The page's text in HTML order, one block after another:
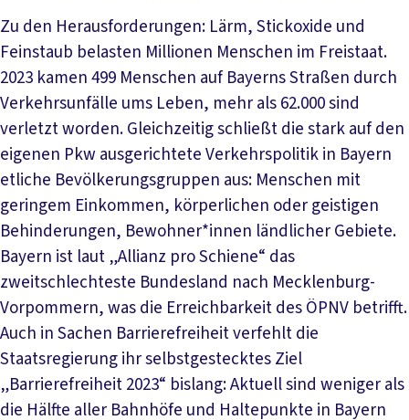
Zu den Herausforderungen: Lärm, Stickoxide und
Feinstaub belasten Millionen Menschen im Freistaat.
2023 kamen 499 Menschen auf Bayerns Straßen durch
Verkehrsunfälle ums Leben, mehr als 62.000 sind
verletzt worden. Gleichzeitig schließt die stark auf den
eigenen Pkw ausgerichtete Verkehrspolitik in Bayern
etliche Bevölkerungsgruppen aus: Menschen mit
geringem Einkommen, körperlichen oder geistigen
Behinderungen, Bewohner*innen ländlicher Gebiete.
Bayern ist laut „Allianz pro Schiene“ das
zweitschlechteste Bundesland nach Mecklenburg-
Vorpommern, was die Erreichbarkeit des ÖPNV betrifft.
Auch in Sachen Barrierefreiheit verfehlt die
Staatsregierung ihr selbstgestecktes Ziel
„Barrierefreiheit 2023“ bislang: Aktuell sind weniger als
die Hälfte aller Bahnhöfe und Haltepunkte in Bayern